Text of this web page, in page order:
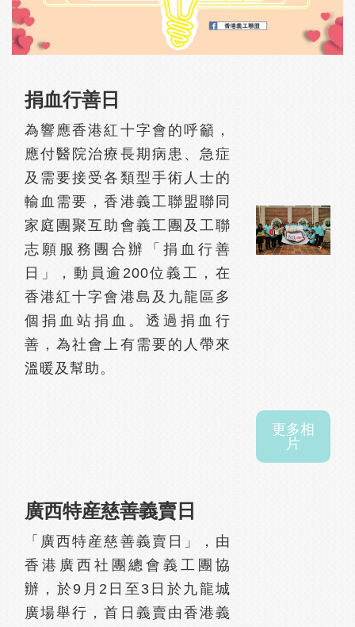
捐血行善日
為響應香港紅十字會的呼籲，
應付醫院治療長期病患、急症
及需要接受各類型手術人士的
輸血需要，香港義工聯盟聯同
家庭團聚互助會義工團及工聯
志願服務團合辦「捐血行善
日」，動員逾200位義工，在
香港紅十字會港島及九龍區多
個捐血站捐血。透過捐血行
善，為社會上有需要的人帶來
溫暖及幫助。
更多相
片
廣西特産慈善義賣日
「廣西特産慈善義賣日」，由
香港廣西社團總會義工團協
辦，於9月2日至3日於九龍城
廣場舉行，首日義賣由香港義